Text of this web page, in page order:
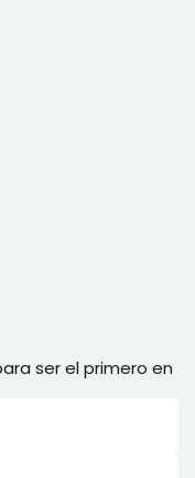
ser el primero en